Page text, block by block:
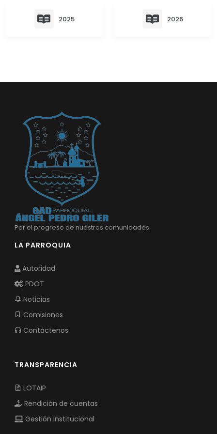
Plan Operativo Anual - POA
PRESUPUESTO: EJECUCIÓN Y REPORTES
Cédulas presupuestarias y balances
Procesos de contratación
Ejecución Presupuestaria
Obras y proyectos
2025 2026
Por el progreso de nuestras comunidades
LA PARROQUIA
Autoridad
PDOT
Noticias
Comisiones
Contáctenos
TRANSPARENCIA
LOTAIP
Rendición de cuentas
Gestión Institucional